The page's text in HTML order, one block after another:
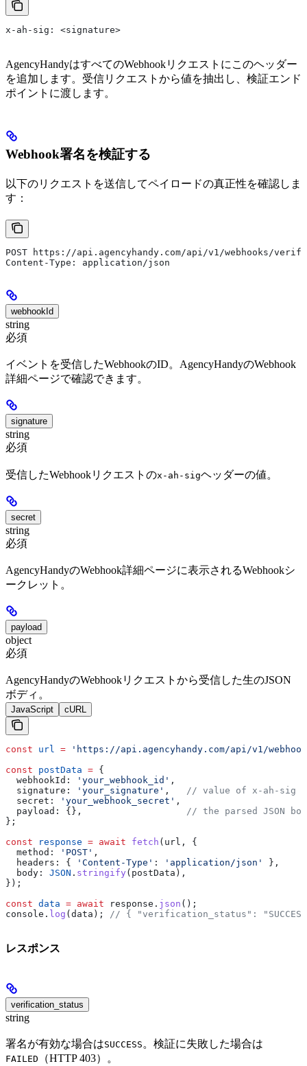
x-ah-sig: <signature>
AgencyHandyはすべてのWebhookリクエストにこのヘッダー
を追加します。受信リクエストから値を抽出し、検証エンド
ポイントに渡します。
Webhook署名を検証する
以下のリクエストを送信してペイロードの真正性を確認しま
す：
POST https://api.agencyhandy.com/api/v1/webhooks/
Content-Type: application/json
webhookId
string
必須
イベントを受信したWebhookのID。AgencyHandyのWebhook
詳細ページで確認できます。
signature
string
必須
受信したWebhookリクエストのx-ah-sigヘッダーの値。
secret
string
必須
AgencyHandyのWebhook詳細ページに表示されるWebhookシ
ークレット。
payload
object
必須
AgencyHandyのWebhookリクエストから受信した生のJSON
ボディ。
JavaScript cURL
const url = 'https://api.agencyhandy.com/api/v1/
const postData = {
  webhookId:
'your_webhook_id' ,
  signature:
'your_signature' , // value of x-ah-sig
  secret:
'your_webhook_secret' ,
  payload:
{}, // the parsed JSON
};
const response = await fetch ( url , {
  method:
'POST' ,
  headers:
{ 'Content-Type' : 'application/json'
},
  body:
JSON . stringify ( postData ),
});
const data = await response . json ();
console . log ( data ); // { "verification_status":
レスポンス
verification_status
string
署名が有効な場合はSUCCESS 。検証に失敗した場合は
FAILED
（HTTP 403）。